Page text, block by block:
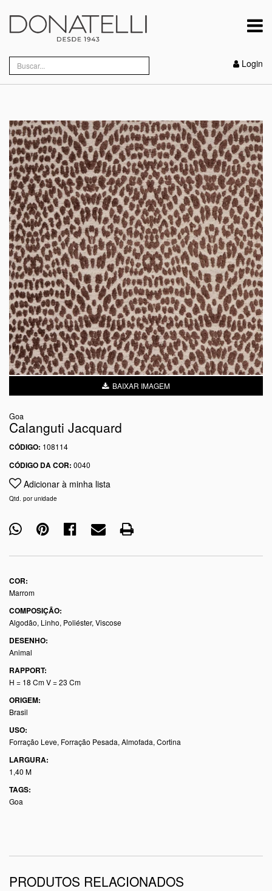
Login
BAIXAR IMAGEM
Goa
Calanguti Jacquard
CÓDIGO: 108114
CÓDIGO DA COR: 0040
Adicionar à minha lista
Qtd. por unidade
COR:
Marrom
COMPOSIÇÃO:
Algodão, Linho, Poliéster, Viscose
DESENHO:
Animal
RAPPORT:
H = 18 Cm V = 23 Cm
ORIGEM:
Brasil
USO:
Forração Leve, Forração Pesada, Almofada, Cortina
LARGURA:
1,40 M
TAGS:
Goa
PRODUTOS RELACIONADOS